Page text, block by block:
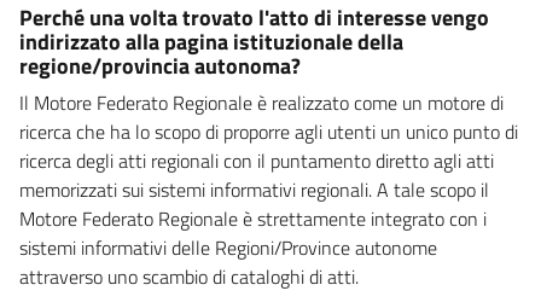
Perché una volta trovato l'atto di interesse vengo
indirizzato alla pagina istituzionale della
regione/provincia autonoma?
Il Motore Federato Regionale è realizzato come un motore di
ricerca che ha lo scopo di proporre agli utenti un unico punto di
ricerca degli atti regionali con il puntamento diretto agli atti
memorizzati sui sistemi informativi regionali. A tale scopo il
Motore Federato Regionale è strettamente integrato con i
sistemi informativi delle Regioni/Province autonome
attraverso uno scambio di cataloghi di atti.